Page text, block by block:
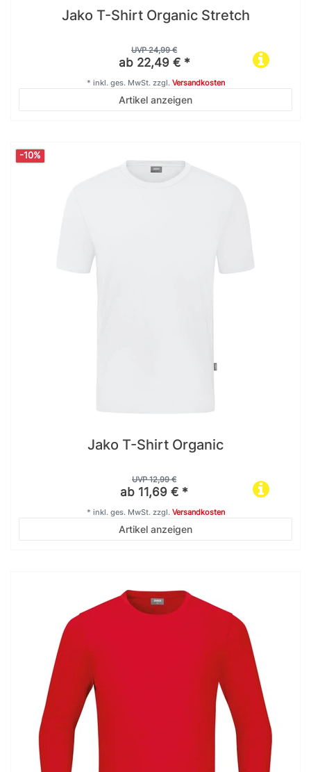
Jako T-Shirt Organic Stretch
UVP 24,99 €
ab 22,49 € *
Artikel anzeigen
* inkl. ges. MwSt.zzgl. Versandkosten
-10%
Jako T-Shirt Organic
UVP 12,99 €
ab 11,69 € *
Artikel anzeigen
* inkl. ges. MwSt.zzgl. Versandkosten